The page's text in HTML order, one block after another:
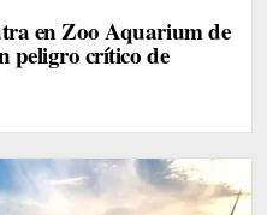
en Zoo Aquarium de
peligro crítico de